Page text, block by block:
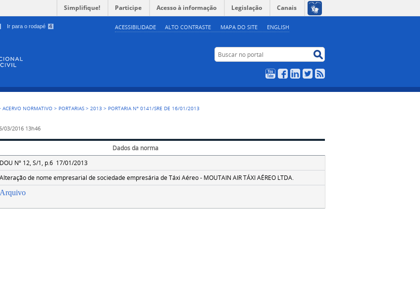
Ir para o rodapé 4 ACESSIBILIDADE ALTO CONTRASTE MAPA DO SITE ENGLISH
Simplifique! Participe Acesso à informação Legislação Canais
Buscar no portal
YouTubeFacebookLinkedIn
Twitter
ACERVO NORMATIVO > PORTARIAS >2013 > PORTARIA Nº 0141/SRE DE 16/01/2013
03/2016 13h46
Dados da norma
DOU Nº 12, S/1, p.6 17/01/2013
Alteração de nome empresarial de sociedade empresária de Táxi Aéreo - MOUTAIN AIR TÁXI AÉREO LTDA.
Arquivo